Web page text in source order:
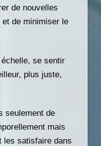
de nouvelles
de minimiser le
se sentir
plus juste,
seulement de
mais
les satisfaire dans